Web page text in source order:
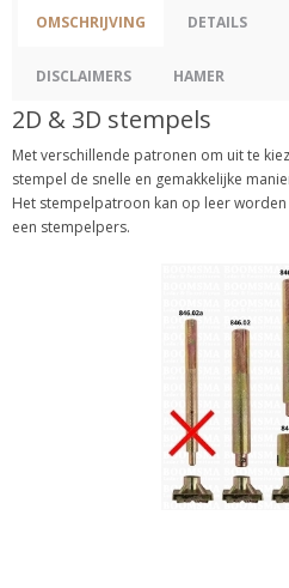
OMSCHRIJVING DETAILS
DISCLAIMERS HAMER
2D & 3D stempels
Met verschillende patronen om uit te
stempel de snelle en gemakkelijke
Het stempelpatroon kan op leer
een stempelpers.